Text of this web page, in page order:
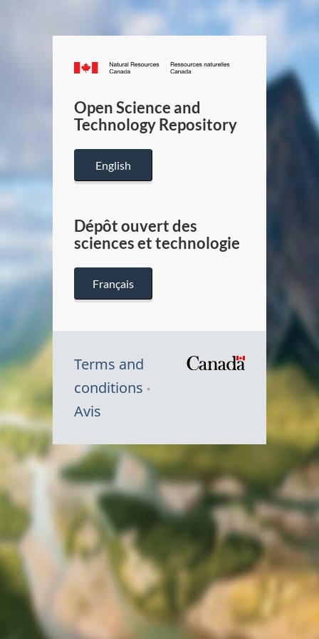
Canada.ca
/
Canada
Open Science and
Technology Repository
English
Dépôt ouvert des
sciences et technologie
Français
Terms and
conditions
Avis
Canada